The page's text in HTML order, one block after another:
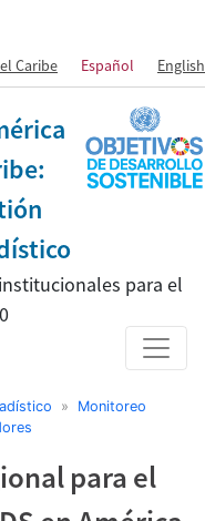
Caribe Español English
para el
» Monitoreo
para el